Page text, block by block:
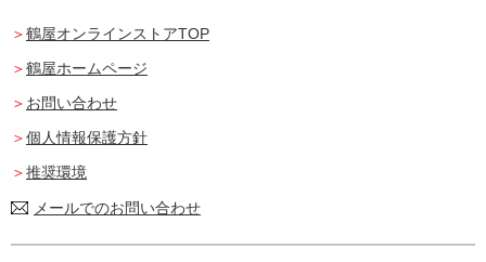
鶴屋オンラインストアTOP
鶴屋ホームページ
お問い合わせ
個人情報保護方針
推奨環境
メールでのお問い合わせ